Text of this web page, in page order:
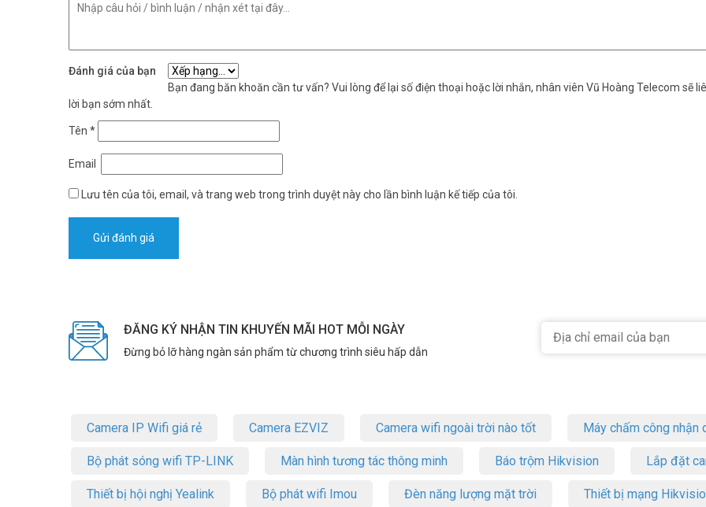
Đánh giá của bạn
Bạn đang băn khoăn cần tư vấn? Vui lòng để lại số điện thoại hoặc lời nhắn, nhân viên Vũ Hoàng Telecom sẽ
lời bạn sớm nhất.
Tên *
Email
Lưu tên của tôi, email, và trang web trong trình duyệt này cho lần bình luận kế tiếp của tôi.
ĐĂNG KÝ NHẬN TIN KHUYẾN MÃI HOT MỖI NGÀY
Đừng bỏ lỡ hàng ngàn sản phẩm từ chương trình siêu hấp dẫn
Camera IP Wifi giá rẻ Camera EZVIZ Camera wifi ngoài trời nào tốt Máy chấm công nhận
Bộ phát sóng wifi TP-LINK Màn hình tương tác thông minh Báo trộm Hikvision Lắp đặt
Thiết bị hội nghị Yealink Bộ phát wifi Imou Đèn năng lượng mặt trời Thiết bị mạng